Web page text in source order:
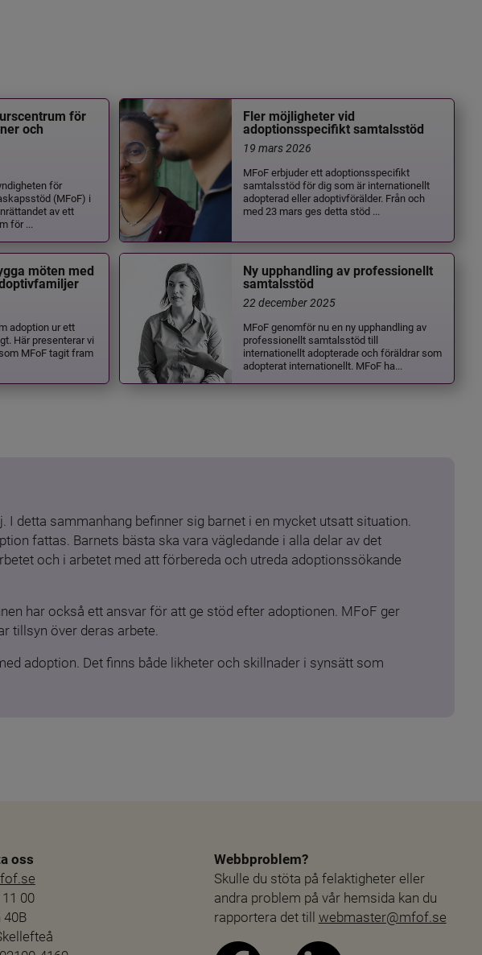
för
och
för
(MFoF) i
av ett
för ...
Fler möjligheter vid
adoptionsspecifikt samtalsstöd
19 mars 2026
MFoF erbjuder ett adoptionsspecifikt
samtalsstöd för dig som är internationellt
adopterad eller adoptivförälder. Från och
med 23 mars ges detta stöd ...
möten med
adoption ur ett
Här presenterar vi
MFoF tagit fram
Ny upphandling av professionellt
samtalsstöd
22 december 2025
MFoF genomför nu en ny upphandling av
professionellt samtalsstöd till
internationellt adopterade och föräldrar som
adopterat internationellt. MFoF ha...
detta sammanhang befinner sig barnet i en mycket utsatt situation.
fattas. Barnets bästa ska vara vägledande i alla delar av det
och i arbetet med att förbereda och utreda adoptionssökande
har också ett ansvar för att ge stöd efter adoptionen. MFoF ger
tillsyn över deras arbete.
adoption. Det finns både likheter och skillnader i synsätt som
oss
00
40B
Webbproblem?
Skulle du stöta på felaktigheter eller
andra problem på vår hemsida kan du
rapportera det till webmaster@mfof.se